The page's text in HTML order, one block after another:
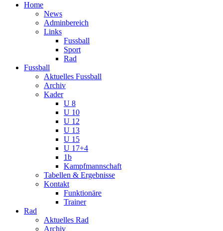
Home
News
Adminbereich
Links
Fussball
Sport
Rad
Fussball
Aktuelles Fussball
Archiv
Kader
U 8
U 10
U 12
U 13
U 15
U 17+4
1b
Kampfmannschaft
Tabellen & Ergebnisse
Kontakt
Funktionäre
Trainer
Rad
Aktuelles Rad
Archiv